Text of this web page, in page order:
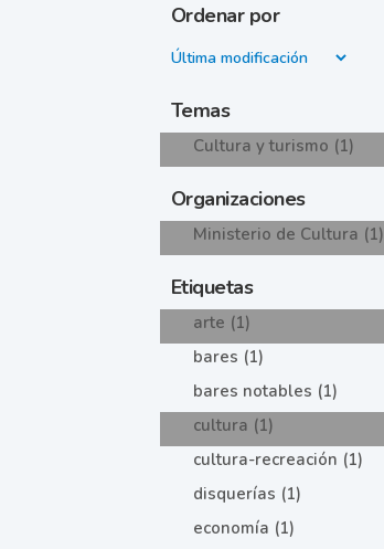
Ordenar por
Temas
Cultura y turismo (1)
Organizaciones
Ministerio de Cultura (1)
Etiquetas
arte (1)
bares (1)
bares notables (1)
cultura (1)
cultura-recreación (1)
disquerías (1)
economía (1)